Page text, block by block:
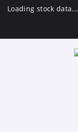
Loading stock data...